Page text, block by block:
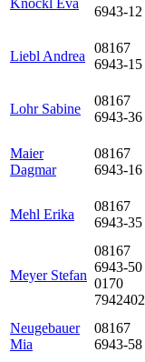
Knöckl Eva
6943-12
Liebl Andrea
08167
6943-15
Lohr Sabine
08167
6943-36
Maier
Dagmar
08167
6943-16
Mehl Erika
08167
6943-35
Meyer Stefan
08167
6943-50
0170
7942402
Neugebauer
Mia
08167
6943-58